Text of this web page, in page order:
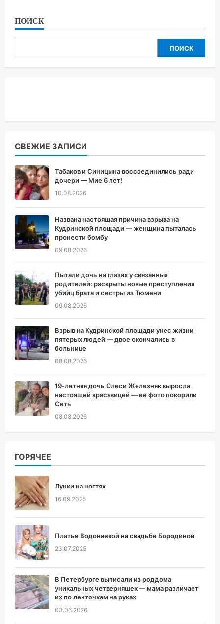
ПОИСК
ПОИСК
СВЕЖИЕ ЗАПИСИ
Табаков и Синицына воссоединились ради
дочери — Мие 6 лет!
10.08.2026
Названа настоящая причина взрыва на
Кудринской площади — женщина пыталась
пронести бомбу
09.08.2026
Пытали дочь на глазах у связанных
родителей: раскрыты новые преступления
убийц брата и сестры из Тюмени
09.08.2026
Взрыв на Кудринской площади унес жизни
пятерых людей — двое скончались в
больнице
08.08.2026
19-летняя дочь Олеси Железняк выросла
настоящей красавицей — ее фото покорили
Сеть
08.08.2026
ГОРЯЧЕЕ
Лунки на ногтях
16.09.2025
Платье Водонаевой на свадьбе Бородиной
23.07.2025
В Петербурге выписали из роддома
уникальных четверняшек — мама различает
их по ленточкам на руках
03.06.2026